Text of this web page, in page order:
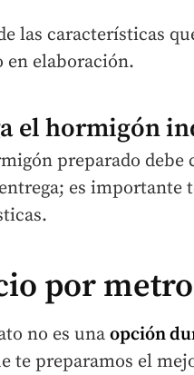
las características
en elaboración.
el hormigón
preparado
es importante
por
no es una opción
te preparamos el